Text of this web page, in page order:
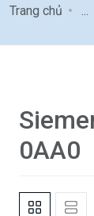
Trang chủ
0AA0